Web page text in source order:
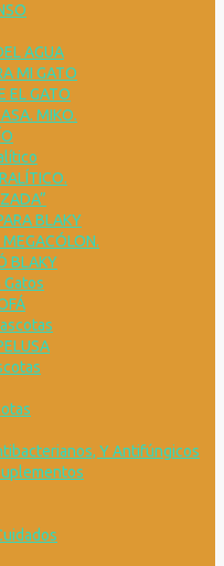
AGUA
MI GATO
EL GATO
MIKO.
BLAKY
BLAKY
Gatos
Y Antifúngicos